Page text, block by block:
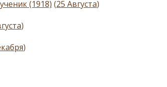
(1918) (25 Августа)
)
)